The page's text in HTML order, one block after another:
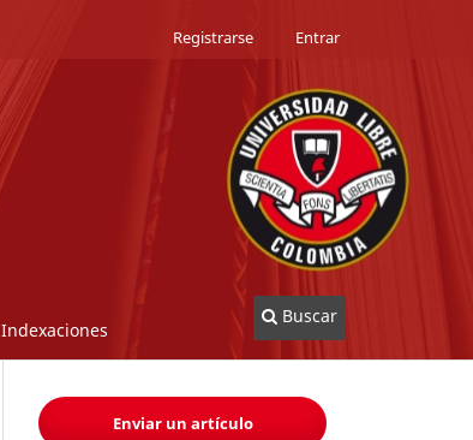
Indexaciones
Buscar
Registrarse Entrar
Enviar un artículo